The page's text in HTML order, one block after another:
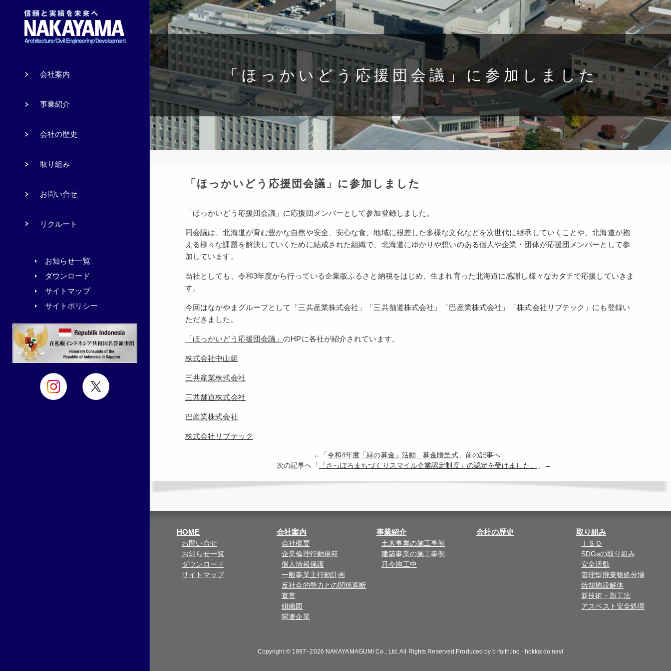
「ほっかいどう応援団会議」に参加しました
「ほっかいどう応援団会議」に参加しました
「ほっかいどう応援団会議」に応援団メンバーとして参加登録しました。
同会議は、北海道が育む豊かな自然や安全、安心な食、地域に根差した多様な文化などを次世代に継承していくことや、北海道が抱
える様々な課題を解決していくために結成された組織で、北海道にゆかりや想いのある個人や企業・団体が応援団メンバーとして参
加しています。
当社としても、令和3年度から行っている企業版ふるさと納税をはじめ、生まれ育った北海道に感謝し様々なカタチで応援していきま
す。
今回はなかやまグループとして「三共産業株式会社」「三共舗道株式会社」「巴産業株式会社」「株式会社リブテック」にも登録い
ただきました。
「ほっかいどう応援団会議」のHPに各社が紹介されています。
株式会社中山組
三共産業株式会社
三共舗道株式会社
巴産業株式会社
株式会社リブテック
←「 令和4年度「緑の募金」活動 募金贈呈式」前の記事へ
次の記事へ「
「さっぽろまちづくりスマイル企業認定制度」の認定を受けました。 」→
HOME
お問い合せ
お知らせ一覧
ダウンロード
サイトマップ
会社案内
会社概要
企業倫理行動規範
個人情報保護
一般事業主行動計画
反社会的勢力との関係遮断
宣言
組織図
関連企業
事業紹介
土木事業の施工事例
建築事業の施工事例
只今施工中
会社の歴史 取り組み
ＩＳＯ
SDGsの取り組み
安全活動
管理型廃棄物処分場
焼却施設解体
新技術・新工法
アスベスト安全処理
Copyright © 1997–2026 NAKAYAMAGUMI Co., Ltd. All Rights Reserved.Produced byb-faith.lnc - hokkaido navi
会社案内
事業紹介
会社の歴史
取り組み
お問い合せ
リクルート
お知らせ一覧
ダウンロード
サイトマップ
サイトポリシー